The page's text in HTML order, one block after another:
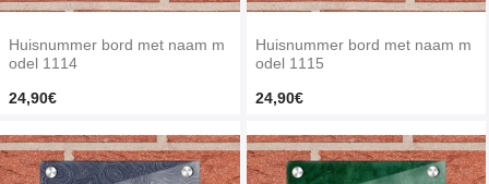
Huisnummer bord met naam m
odel 1114
24,90€
Huisnummer bord met naam m
odel 1115
24,90€